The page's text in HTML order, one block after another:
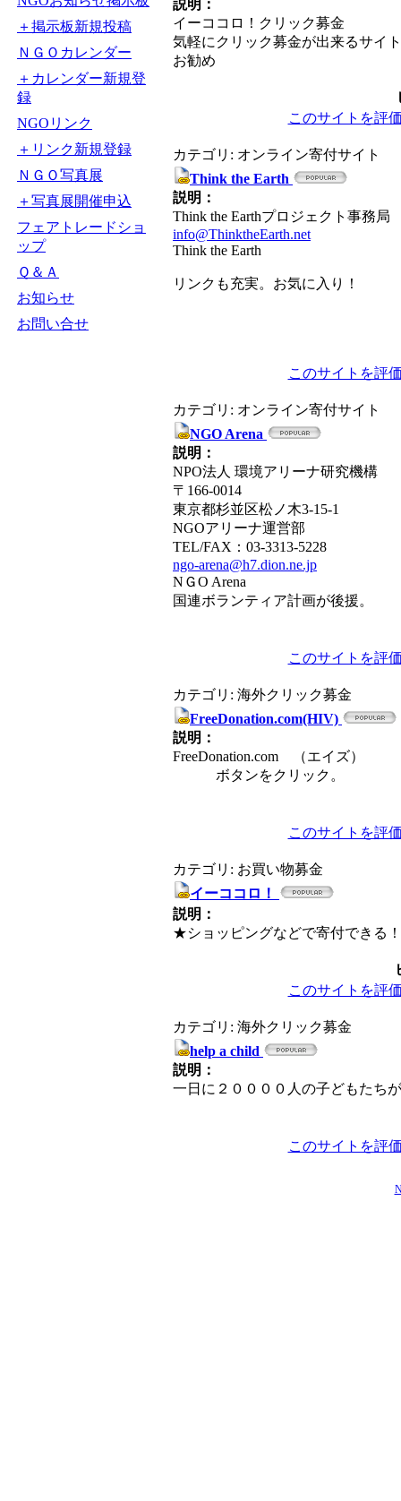
＋掲示板新規投稿
ＮＧＯカレンダー
＋カレンダー新規登
録
NGOリンク
＋リンク新規登録
ＮＧＯ写真展
＋写真展開催申込
フェアトレードショ
ップ
Ｑ＆Ａ
お知らせ
お問い合せ
説明：
イーココロ！クリック募金
気軽にクリック募金が出来るサイト
お勧め
このサイトを評
カテゴリ: オンライン寄付サイト
Think the Earth
説明：
Think the Earthプロジェクト事務局
info@ThinktheEarth.net
Think the Earth
リンクも充実。お気に入り！
このサイトを評
カテゴリ: オンライン寄付サイト
NGO Arena
説明：
NPO法人 環境アリーナ研究機構
〒166-0014
東京都杉並区松ノ木3-15-1
NGOアリーナ運営部
TEL/FAX：03-3313-5228
ngo-arena@h7.dion.ne.jp
NＧO Arena
国連ボランティア計画が後援。
このサイトを評
カテゴリ: 海外クリック募金
FreeDonation.com(HIV)
説明：
FreeDonation.com （エイズ）
ボタンをクリック。
このサイトを評
カテゴリ: お買い物募金
イーココロ！
説明：
★ショッピングなどで寄付できる
このサイトを評
カテゴリ: 海外クリック募金
help a child
説明：
一日に２００００人の子どもたち
このサイトを評